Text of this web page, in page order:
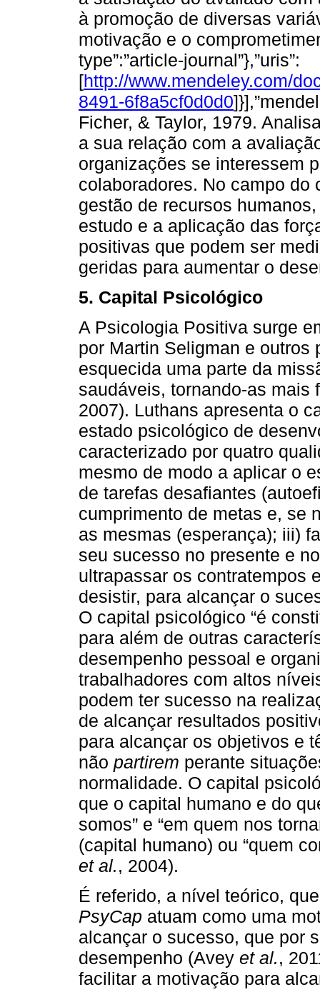
à promoção de diversas
motivação e o
type”:”article-journal”},”uris”:
[http://www.mendeley.com/
8491-6f8a5cf0d0d0
Ficher, & Taylor, 1979.
a sua relação com a
organizações se interessem
colaboradores. No campo do
gestão de recursos
estudo e a aplicação das
positivas que podem ser
geridas para aumentar o
5. Capital Psicológico
A Psicologia Positiva surge
por Martin Seligman e outros
esquecida uma parte da
saudáveis, tornando-as
2007). Luthans apresenta o
estado psicológico de
caracterizado por quatro
mesmo de modo a aplicar o
de tarefas desafiantes
cumprimento de metas e, se
as mesmas (esperança); iii)
seu sucesso no presente e
ultrapassar os contratempos
desistir, para alcançar o
O capital psicológico “é
para além de outras
desempenho pessoal e
trabalhadores com altos
podem ter sucesso na
de alcançar resultados
para alcançar os objetivos e
não partirem perante
normalidade. O capital
que o capital humano e do
somos” e “em quem nos
(capital humano) ou “quem
et al., 2004).
É referido, a nível teórico,
PsyCap atuam como uma
alcançar o sucesso, que por
desempenho (Avey et al.,
facilitar a motivação para